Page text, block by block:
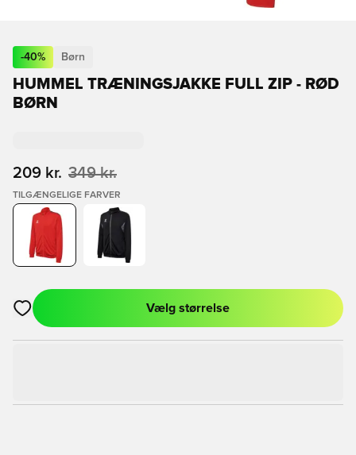
-40% Børn
HUMMEL TRÆNINGSJAKKE FULL ZIP - RØD
BØRN
209 kr. 349 kr.
TILGÆNGELIGE FARVER
Åbner en Modal til at logge ind eller tilmelde dig som medlem
Vælg størrelse